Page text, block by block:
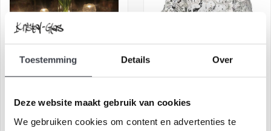
Toestemming Details Over
Deze website maakt gebruik van cookies
We gebruiken cookies om content en advertenties te
Kosta Boda Set Snowballs
waxinelichthouders
Waxinelichthouder Snowball
Snowball serie van Kosta